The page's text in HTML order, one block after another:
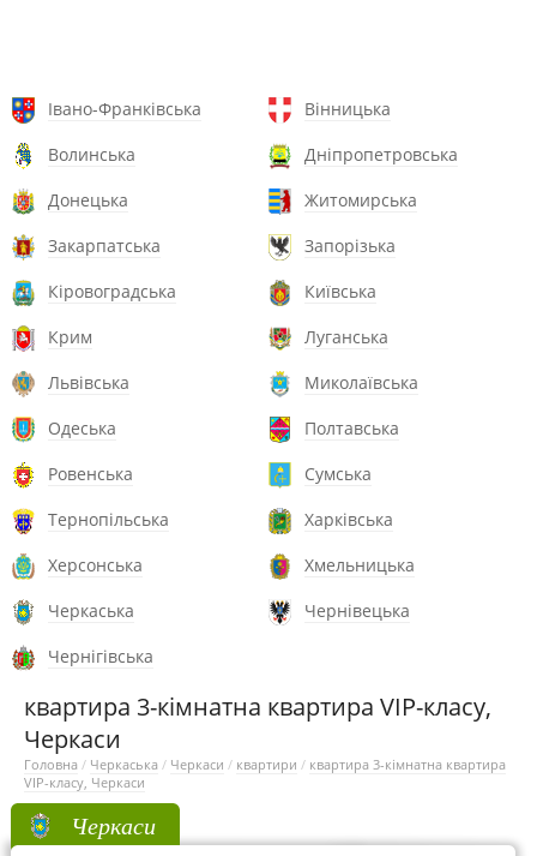
Івано-Франківська
Вінницька
Волинська
Дніпропетровська
Донецька
Житомирська
Закарпатська
Запорізька
Кіровоградська
Київська
Крим
Луганська
Львівська
Миколаївська
Одеська
Полтавська
Ровенська
Сумська
Тернопільська
Харківська
Херсонська
Хмельницька
Черкаська
Чернівецька
Чернігівська
квартира 3-кімнатна квартира VIP-класу,
Черкаси
Головна / Черкаська / Черкаси / квартири / квартира 3-кімнатна квартира
VIP-класу, Черкаси
Черкаси